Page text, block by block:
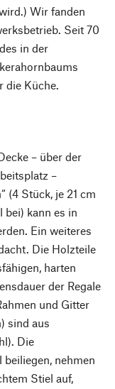
Wir fanden
Seit 70
in der
die Küche.
– über der
–
(4 Stück, je 21 cm
bei) kann es in
Ein weiteres
Die Holzteile
harten
der Regale
und Gitter
sind aus
Die
beiliegen, nehmen
Stiel auf,